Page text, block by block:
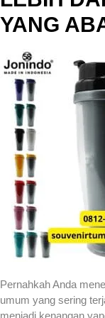
YANG
Pernahkah Anda
umum yang sering
menjadi kenangan